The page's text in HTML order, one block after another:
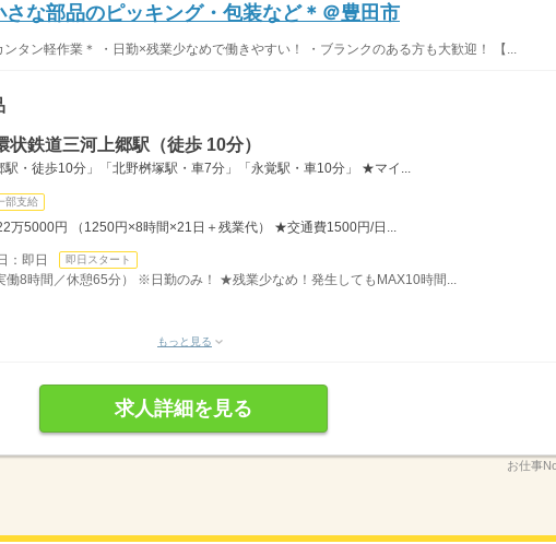
さな部品のピッキング・包装など＊＠豊田市
タン軽作業＊ ・日勤×残業少なめで働きやすい！ ・ブランクのある方も大歓迎！ 【...
鉄道三河上郷駅（徒歩 10分）
・徒歩10分」「北野桝塚駅・車7分」「永覚駅・車10分」 ★マイ...
部支給
万5000円 （1250円×8時間×21日＋残業代） ★交通費1500円/日...
即日 即日スタート
8時間／休憩65分） ※日勤のみ！ ★残業少なめ！発生してもMAX10時間...
もっと見る
求人詳細を見る
お仕事